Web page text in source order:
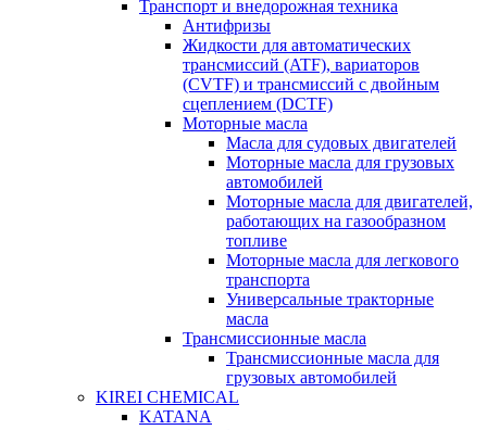
Транспорт и внедорожная техника
Антифризы
Жидкости для автоматических
трансмиссий (ATF), вариаторов
(CVTF) и трансмиссий с двойным
сцеплением (DCTF)
Моторные масла
Масла для судовых двигателей
Моторные масла для грузовых
автомобилей
Моторные масла для двигателей,
работающих на газообразном
топливе
Моторные масла для легкового
транспорта
Универсальные тракторные
масла
Трансмиссионные масла
Трансмиссионные масла для
грузовых автомобилей
KIREI CHEMICAL
KATANA